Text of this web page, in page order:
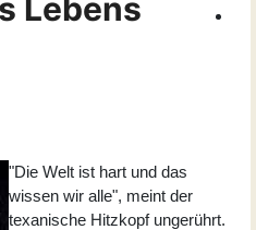
Lebens
"Die Welt ist hart und das
wissen wir alle", meint der
texanische Hitzkopf ungerührt.